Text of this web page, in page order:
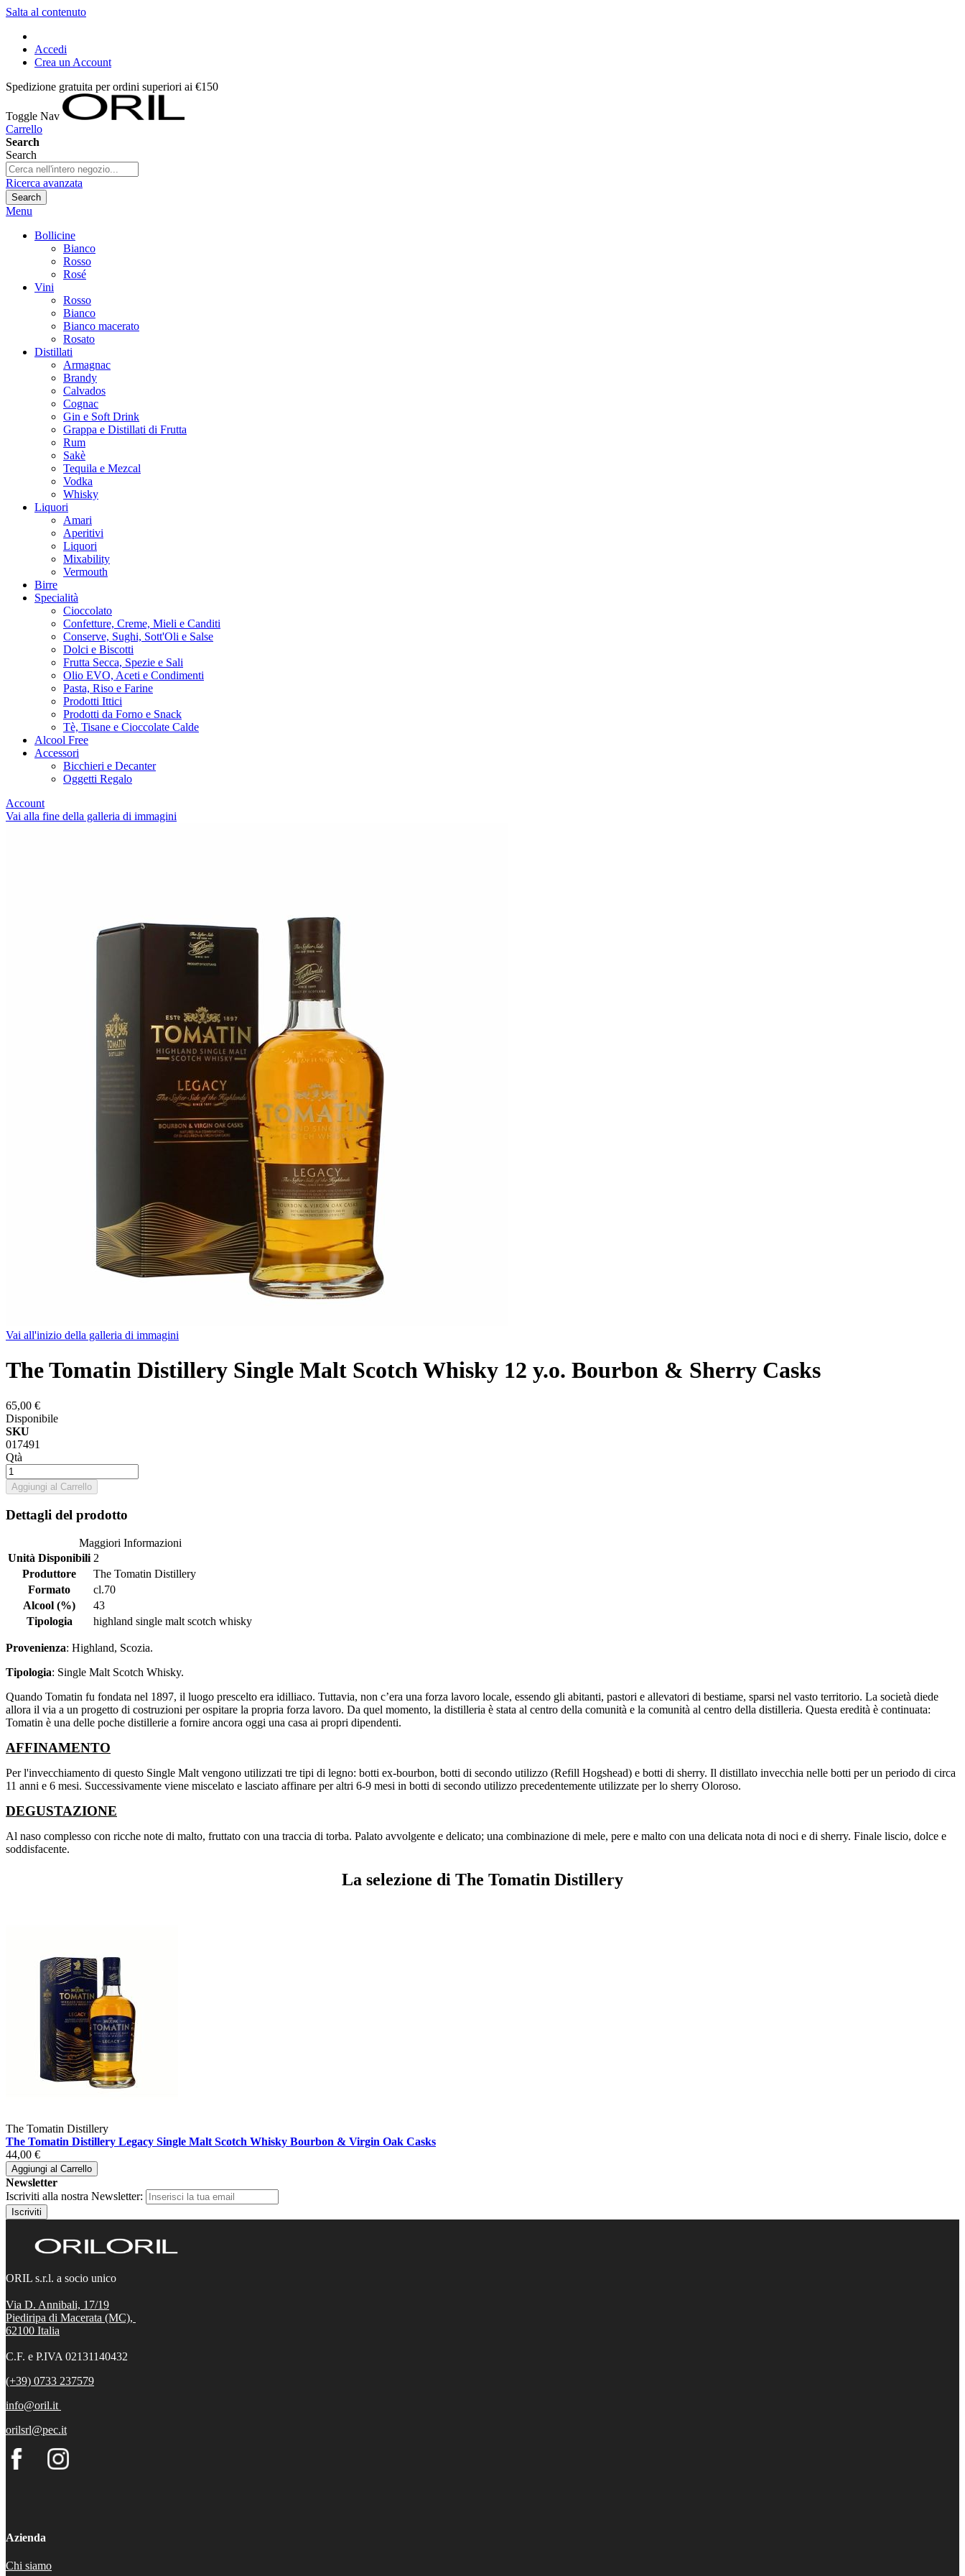
Salta al contenuto
Accedi
Crea un Account
Spedizione gratuita per ordini superiori ai €150
Toggle Nav
Carrello
Search
Search
Ricerca avanzata
Search
Menu
Bollicine
Bianco
Rosso
Rosé
Vini
Rosso
Bianco
Bianco macerato
Rosato
Distillati
Armagnac
Brandy
Calvados
Cognac
Gin e Soft Drink
Grappa e Distillati di Frutta
Rum
Sakè
Tequila e Mezcal
Vodka
Whisky
Liquori
Amari
Aperitivi
Liquori
Mixability
Vermouth
Birre
Specialità
Cioccolato
Confetture, Creme, Mieli e Canditi
Conserve, Sughi, Sott'Oli e Salse
Dolci e Biscotti
Frutta Secca, Spezie e Sali
Olio EVO, Aceti e Condimenti
Pasta, Riso e Farine
Prodotti Ittici
Prodotti da Forno e Snack
Tè, Tisane e Cioccolate Calde
Alcool Free
Accessori
Bicchieri e Decanter
Oggetti Regalo
Account
Vai alla fine della galleria di immagini
Vai all'inizio della galleria di immagini
The Tomatin Distillery Single Malt Scotch Whisky 12 y.o. Bourbon & Sherry Casks
65,00 €
Disponibile
SKU
017491
Qtà
Aggiungi al Carrello
Dettagli del prodotto
Maggiori Informazioni
Unità Disponibili 2
Produttore
The Tomatin Distillery
Formato
cl.70
Alcool (%)
43
Tipologia
highland single malt scotch whisky
Provenienza: Highland, Scozia.
Tipologia: Single Malt Scotch Whisky.
Quando Tomatin fu fondata nel 1897, il luogo prescelto era idilliaco. Tuttavia, non c’era una forza lavoro locale, essendo gli abitanti, pastori e allevatori di bestiame, sparsi nel vasto territorio. La società diede
allora il via a un progetto di costruzioni per ospitare la propria forza lavoro. Da quel momento, la distilleria è stata al centro della comunità e la comunità al centro della distilleria. Questa eredità è continuata:
Tomatin è una delle poche distillerie a fornire ancora oggi una casa ai propri dipendenti.
AFFINAMENTO
Per l'invecchiamento di questo Single Malt vengono utilizzati tre tipi di legno: botti ex-bourbon, botti di secondo utilizzo (Refill Hogshead) e botti di sherry. Il distillato invecchia nelle botti per un periodo di circa
11 anni e 6 mesi. Successivamente viene miscelato e lasciato affinare per altri 6-9 mesi in botti di secondo utilizzo precedentemente utilizzate per lo sherry Oloroso.
DEGUSTAZIONE
Al naso complesso con ricche note di malto, fruttato con una traccia di torba. Palato avvolgente e delicato; una combinazione di mele, pere e malto con una delicata nota di noci e di sherry. Finale liscio, dolce e
soddisfacente.
La selezione di The Tomatin Distillery
The Tomatin Distillery
The Tomatin Distillery Legacy Single Malt Scotch Whisky Bourbon & Virgin Oak Casks
44,00 €
Aggiungi al Carrello
Newsletter
Iscriviti alla nostra Newsletter:
Iscriviti
ORIL s.r.l. a socio unico
Via D. Annibali, 17/19
Piediripa di Macerata (MC),
62100 Italia
C.F. e P.IVA 02131140432
(+39) 0733 237579
info@oril.it
orilsrl@pec.it
Azienda
Chi siamo